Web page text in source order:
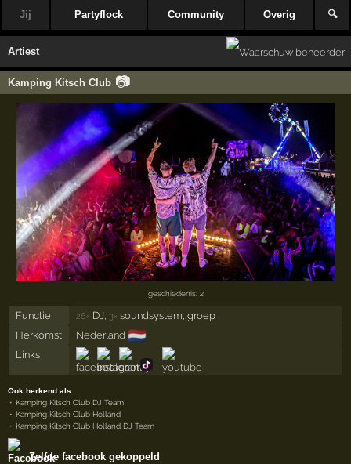
Jij Partyflock Community Overig 🔍
Artiest
Kamping Kitsch Club 📷
geschiedenis: 2
Functie 26× DJ, 3× soundsystem, groep
Herkomst
Nederland 🇳🇱
Links
Ook herkend als
Kamping Kitsch Club DJ Team
Kamping Kitsch Club Holland
Kamping Kitsch Club Holland DJ Team
Zelfde facebook gekoppeld